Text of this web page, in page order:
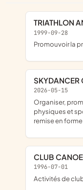
TRIATHLON
1999-09-28
promouvoir la
2026-05-15
organiser, promouvoir, développer les activités
physiques et
remise en forme
CLUB
1996-07-01
Activités de